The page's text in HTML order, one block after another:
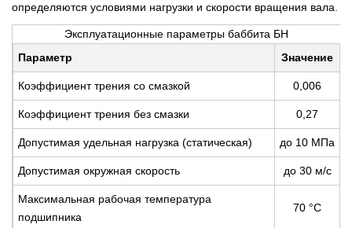
определяются условиями нагрузки и скорости вращения вала.
Эксплуатационные параметры баббита БН
Параметр
Значение
Коэффициент трения со смазкой 0,006
Коэффициент трения без смазки 0,27
Допустимая удельная нагрузка (статическая) до 10 МПа
Допустимая окружная скорость до 30 м/с
Максимальная рабочая температура
подшипника
70 °С